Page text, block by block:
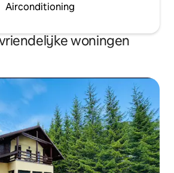
Airconditioning
woningen